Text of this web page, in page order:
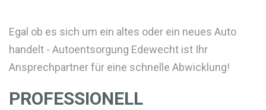
Egal ob es sich um ein altes oder ein neues Auto
handelt - Autoentsorgung Edewecht ist Ihr
Ansprechpartner für eine schnelle Abwicklung!
PROFESSIONELL